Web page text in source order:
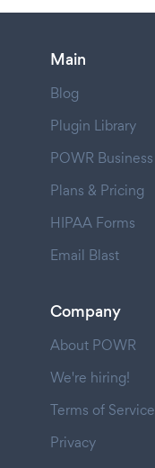
Main
Blog
Plugin Library
POWR Business
Plans & Pricing
HIPAA Forms
Email Blast
Company
About POWR
We're hiring!
Terms of Service
Privacy